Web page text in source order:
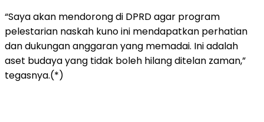
“Saya akan mendorong di DPRD agar program
pelestarian naskah kuno ini mendapatkan perhatian
dan dukungan anggaran yang memadai. Ini adalah
aset budaya yang tidak boleh hilang ditelan zaman,”
tegasnya.(*)